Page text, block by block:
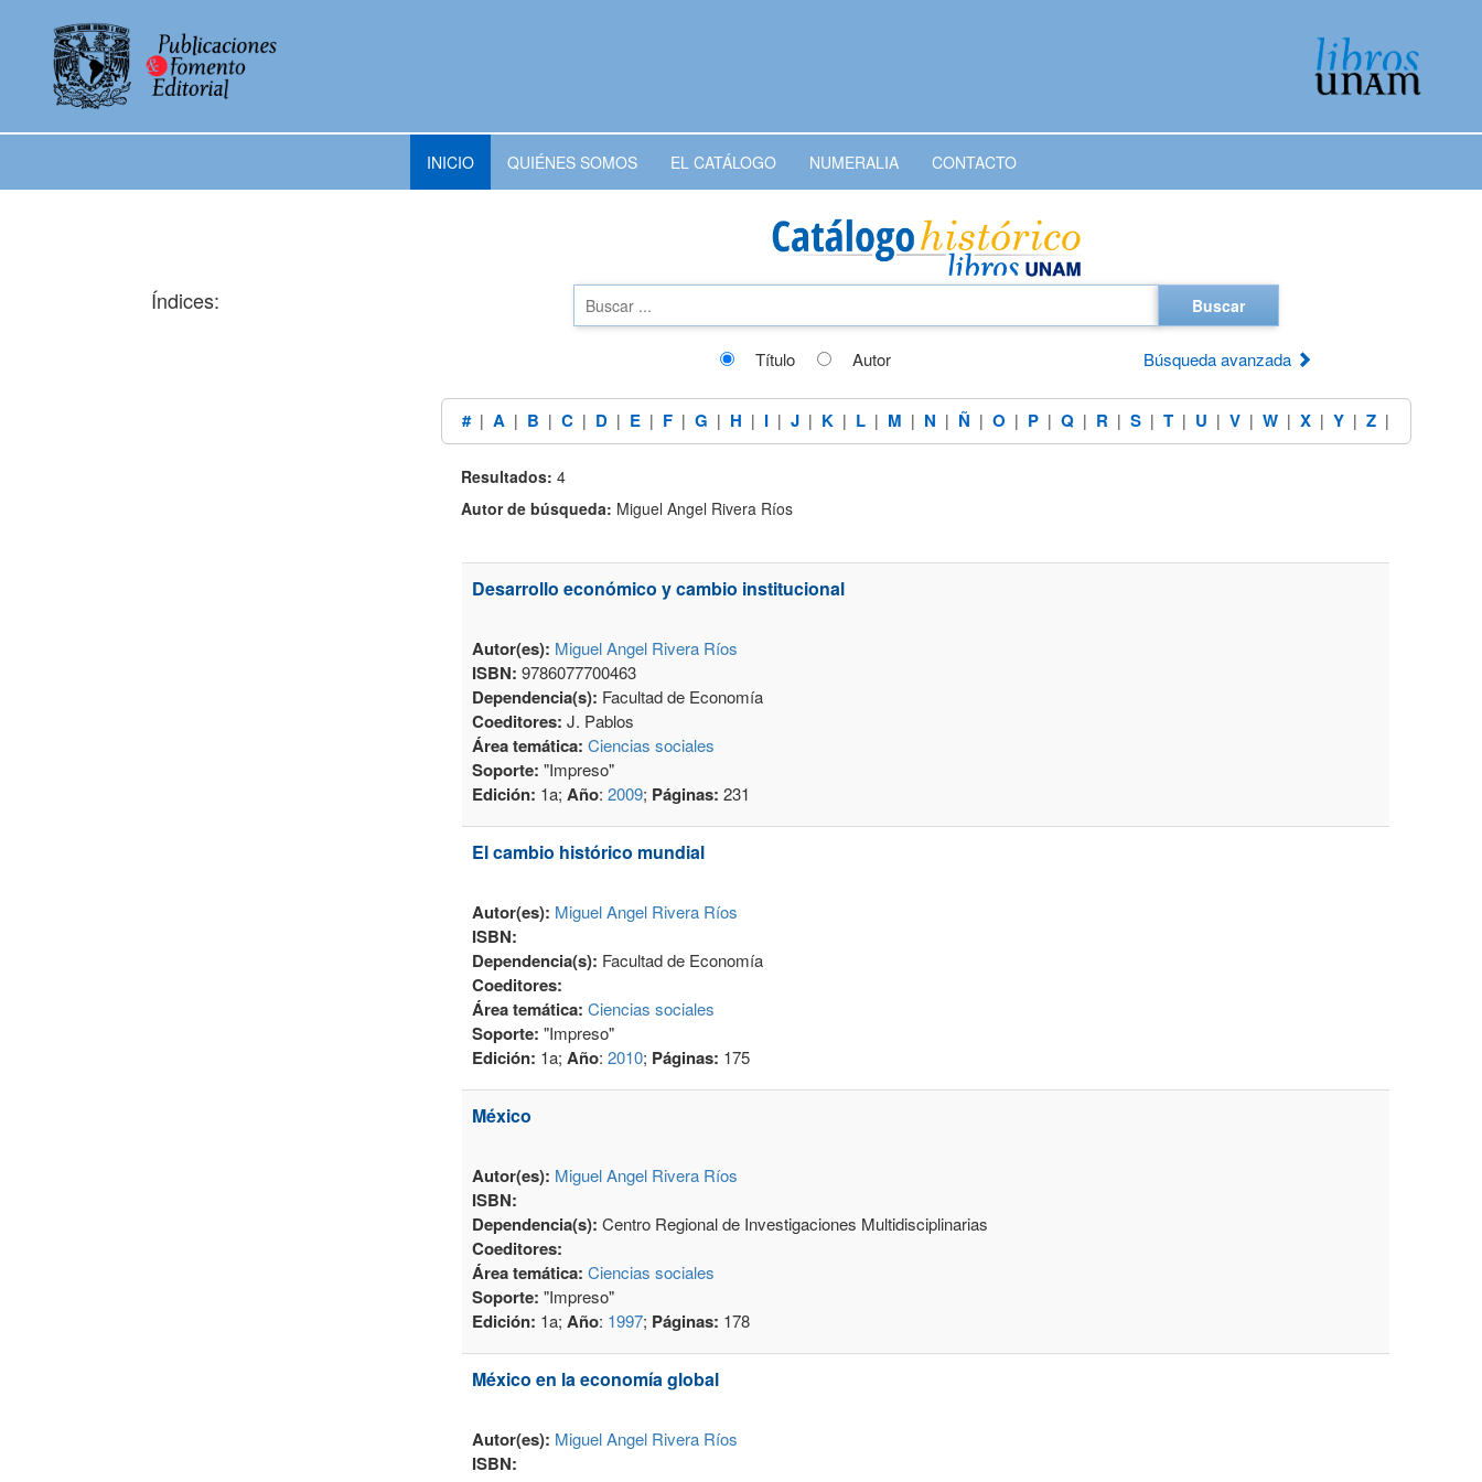
INICIO QUIÉNES SOMOS EL CATÁLOGO NUMERALIA CONTACTO
Índices: Buscar
Título Autor Búsqueda avanzada
# | A | B | C | D | E | F | G | H | I | J | K | L | M | N | Ñ | O | P | Q | R | S | T | U | V | W | X | Y | Z |
Resultados: 4
Autor de búsqueda: Miguel Angel Rivera Ríos
Desarrollo económico y cambio institucional
Autor(es): Miguel Angel Rivera Ríos
ISBN: 9786077700463
Dependencia(s): Facultad de Economía
Coeditores: J. Pablos
Área temática: Ciencias sociales
Soporte: "Impreso"
Edición: 1a; Año: 2009; Páginas: 231
El cambio histórico mundial
Autor(es): Miguel Angel Rivera Ríos
ISBN:
Dependencia(s): Facultad de Economía
Coeditores:
Área temática: Ciencias sociales
Soporte: "Impreso"
Edición: 1a; Año: 2010; Páginas: 175
México
Autor(es): Miguel Angel Rivera Ríos
ISBN:
Dependencia(s): Centro Regional de Investigaciones Multidisciplinarias
Coeditores:
Área temática: Ciencias sociales
Soporte: "Impreso"
Edición: 1a; Año: 1997; Páginas: 178
México en la economía global
Autor(es): Miguel Angel Rivera Ríos
ISBN: